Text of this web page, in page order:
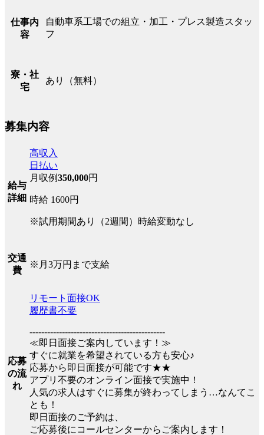
仕事内
容
自動車系工場での組立・加工・プレス製造スタッ
フ
寮・社
宅
あり（無料）
募集内容
給与
詳細
高収入
日払い
月収例350,000円
時給 1600円
※試用期間あり（2週間）時給変動なし
交通
費
※月3万円まで支給
応募
の流
れ
リモート面接OK
履歴書不要
----------------------------------------------
≪即日面接ご案内しています！≫
すぐに就業を希望されている方も安心♪
応募から即日面接が可能です★★
アプリ不要のオンライン面接で実施中！
人気の求人はすぐに募集が終わってしまう…なんてこ
とも！
即日面接のご予約は、
ご応募後にコールセンターからご案内します！